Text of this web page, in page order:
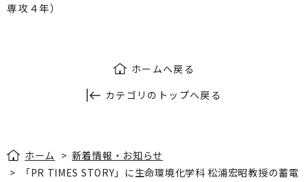
専攻４年）
カテゴリのトップへ戻る
ホームへ戻る
ホーム > 新着情報・お知らせ
>
「PR TIMES STORY」に生命環境化学科 松浦宏昭教授の蓄電